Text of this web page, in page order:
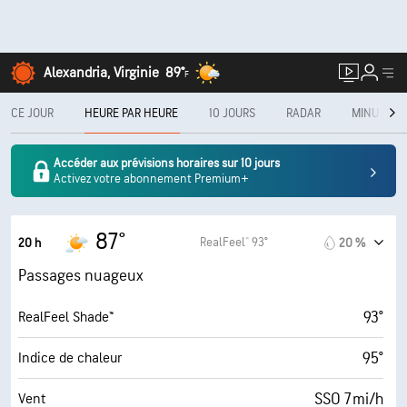
Alexandria, Virginie 89°F
CE JOUR HEURE PAR HEURE 10 JOURS RADAR
Accéder aux prévisions horaires sur 10 jours
Activez votre abonnement Premium+
20 h 87° RealFeel® 93° 20 %
Passages nuageux
RealFeel Shade™ 93°
Indice de chaleur 95°
Vent SSO 7 mi/h